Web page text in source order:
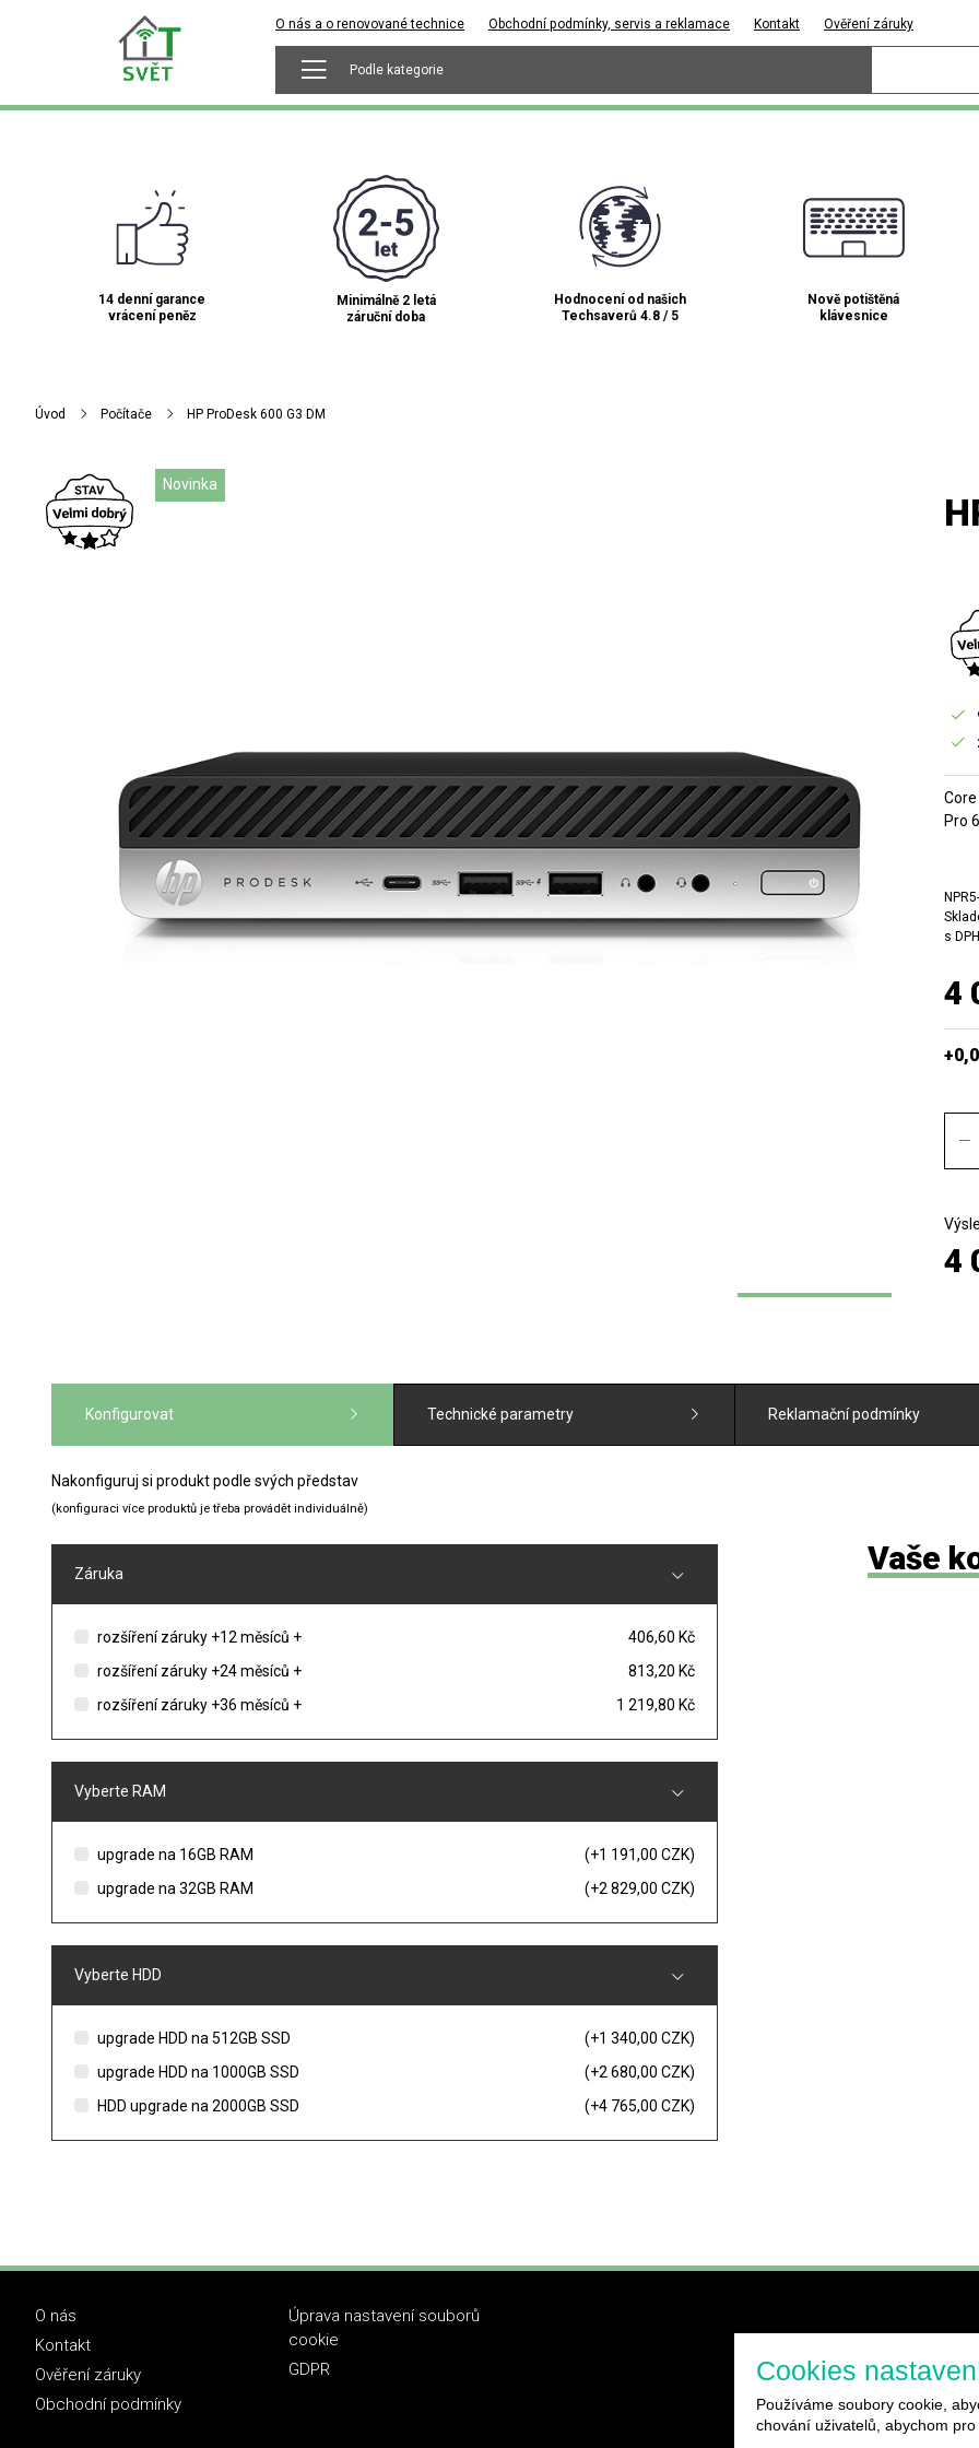
O nás a o renovované technice Obchodní podmínky, servis a reklamace Kontakt Ověření záruky
Podle kategorie
14 denní garance
vrácení peněz
Minimálně 2 letá
záruční doba
Hodnocení od našich
Techsaverů 4.8 / 5
Nově potištěná
klávesnice
Úvod Počítače HP ProDesk 600 G3 DM
Novinka
Pro
s
4
4
Konfigurovat Technické parametry Reklamační podmínky
Nakonfiguruj si produkt podle svých představ
(konfiguraci více produktů je třeba provádět individuálně)
Záruka
rozšíření záruky +12 měsíců +
406,60 Kč
rozšíření záruky +24 měsíců +
813,20 Kč
rozšíření záruky +36 měsíců +
1 219,80 Kč
Vyberte RAM
upgrade na 16GB RAM
(+1 191,00 CZK)
upgrade na 32GB RAM
(+2 829,00 CZK)
Vyberte HDD
upgrade HDD na 512GB SSD
(+1 340,00 CZK)
upgrade HDD na 1000GB SSD
(+2 680,00 CZK)
HDD upgrade na 2000GB SSD
(+4 765,00 CZK)
Vaše
O nás
Kontakt
Ověření záruky
Obchodní podmínky
Úprava nastavení souborů
cookie
GDPR
Cookies
Používáme soubory cookie,
chování uživatelů, abychom